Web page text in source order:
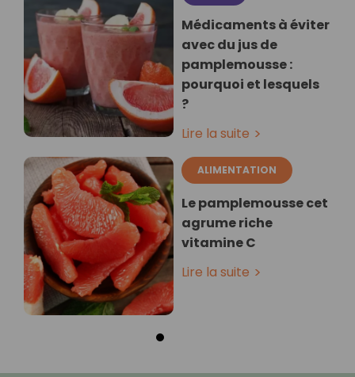
Médicaments à éviter
avec du jus de
pamplemousse :
pourquoi et lesquels
?
Lire la suite
ALIMENTATION
Le pamplemousse cet
agrume riche
vitamine C
Lire la suite